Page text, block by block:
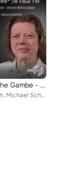
Die Herzogliche Gambe - The Ducal Viol
Thomas Fritzsch, Michael Schönheit, Klaus Mertens, Stephan Katte, Pedro Rodrigues, Eva Salonen, Stephan Wünsch